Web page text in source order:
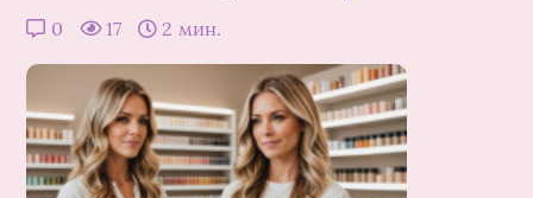
0 17 2 мин.